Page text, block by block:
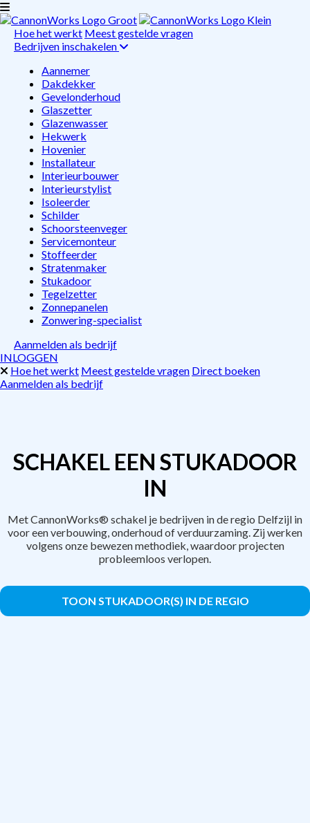
Hoe het werkt Meest gestelde vragen
Bedrijven inschakelen
Aannemer
Dakdekker
Gevelonderhoud
Glaszetter
Glazenwasser
Hekwerk
Hovenier
Installateur
Interieurbouwer
Interieurstylist
Isoleerder
Schilder
Schoorsteenveger
Servicemonteur
Stoffeerder
Stratenmaker
Stukadoor
Tegelzetter
Zonnepanelen
Zonwering-specialist
Aanmelden als bedrijf
INLOGGEN
Hoe het werkt Meest gestelde vragen Direct boeken
Aanmelden als bedrijf
SCHAKEL EEN STUKADOOR
IN
Met CannonWorks® schakel je bedrijven in de regio Delfzijl in
voor een verbouwing, onderhoud of verduurzaming. Zij werken
volgens onze bewezen methodiek, waardoor projecten
probleemloos verlopen.
TOON STUKADOOR(S) IN DE REGIO